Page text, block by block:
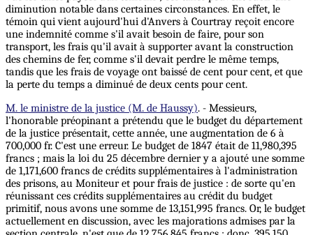
diminution notable dans certaines circonstances. En effet, le
témoin qui vient aujourd'hui d'Anvers à Courtray reçoit encore
une indemnité comme s'il avait besoin de faire, pour son
transport, les frais qu'il avait à supporter avant la construction
des chemins de fer, comme s'il devait perdre le même temps,
tandis que les frais de voyage ont baissé de cent pour cent, et que
la perte du temps a diminué de deux cents pour cent.
M. le ministre de la justice (M. de Haussy). - Messieurs,
l'honorable préopinant a prétendu que le budget du département
de la justice présentait, cette année, une augmentation de 6 à
700,000 fr. C'est une erreur. Le budget de 1847 était de 11,980,395
francs ; mais la loi du 25 décembre dernier y a ajouté une somme
de 1,171,600 francs de crédits supplémentaires à l'administration
des prisons, au Moniteur et pour frais de justice : de sorte qu'en
réunissant ces crédits supplémentaires au crédit du budget
primitif, nous avons une somme de 13,151,995 francs. Or, le budget
actuellement en discussion, avec les majorations admises par la